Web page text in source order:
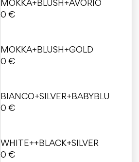
MOKKA+BLUSH+AVORIO
0 €
MOKKA+BLUSH+GOLD
0 €
BIANCO+SILVER+BABYBLU
0 €
WHITE++BLACK+SILVER
0 €